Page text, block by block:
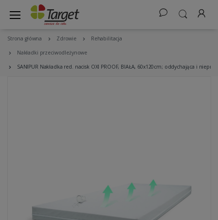
Strona główna Zdrowie Rehabilitacja
Nakładki przeciwodleżynowe
SANIPUR Nakładka red. nacisk OXI PROOF, BIAŁA, 60x120cm; oddychająca i